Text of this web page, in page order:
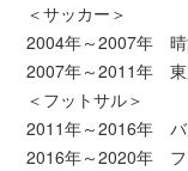
＜サッカー＞
2004年～2007年 晴
2007年～2011年 東
＜フットサル＞
2011年～2016年 バ
2016年～2020年 フ